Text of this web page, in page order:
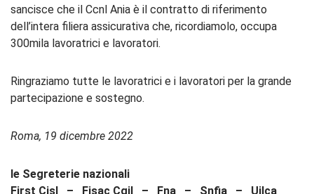
sancisce che il Ccnl Ania è il contratto di riferimento
dell’intera filiera assicurativa che, ricordiamolo, occupa
300mila lavoratrici e lavoratori.
Ringraziamo tutte le lavoratrici e i lavoratori per la grande
partecipazione e sostegno.
Roma, 19 dicembre 2022
le Segreterie nazionali
First Cisl – Fisac Cgil – Fna – Snfia – Uilca